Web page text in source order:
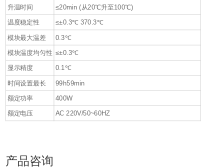
升温时间 ≤20min (从20℃升至100℃)
温度稳定性 ≤±0.3℃ 370.3℃
模块最大温差 0.3℃
模块温度均匀性 ≤±0.3℃
显示精度 0.1℃
时间设置最长 99h59min
额定功率 400W
额定电压 AC 220V/50~60HZ
产品咨询